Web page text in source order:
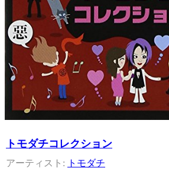
トモダチコレクション
トモダチ